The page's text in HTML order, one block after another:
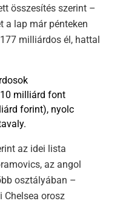
összesítés szerint –
a lap már pénteken
milliárdos él, hattal
milliárd font
forint), nyolc
az idei lista
az angol
osztályában –
Chelsea orosz